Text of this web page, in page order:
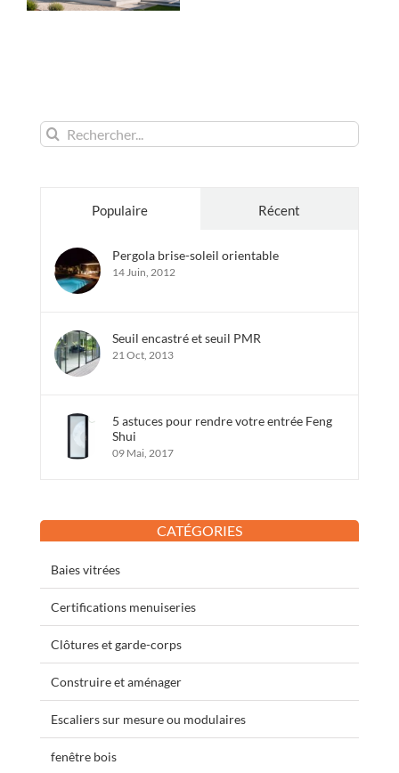
Rechercher:
Populaire Récent
Pergola brise-soleil orientable
14 Juin, 2012
Seuil encastré et seuil PMR
21 Oct, 2013
5 astuces pour rendre votre entrée Feng
Shui
09 Mai, 2017
CATÉGORIES
Baies vitrées
Certifications menuiseries
Clôtures et garde-corps
Construire et aménager
Escaliers sur mesure ou modulaires
fenêtre bois